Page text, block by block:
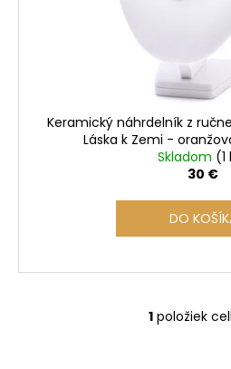
Keramický náhrdelník z
Láska k Zemi -
Skladom (1
30 €
DO
O
1položiek